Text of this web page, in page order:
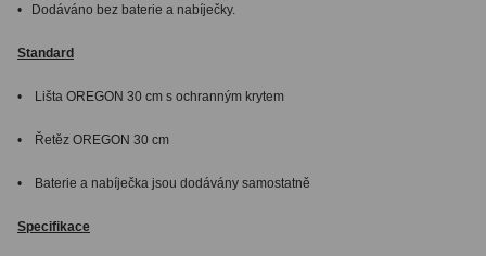
• Dodáváno bez baterie a nabíječky.
Standard
• Lišta OREGON 30 cm s ochranným krytem
• Řetěz OREGON 30 cm
• Baterie a nabíječka jsou dodávány samostatně
Specifikace